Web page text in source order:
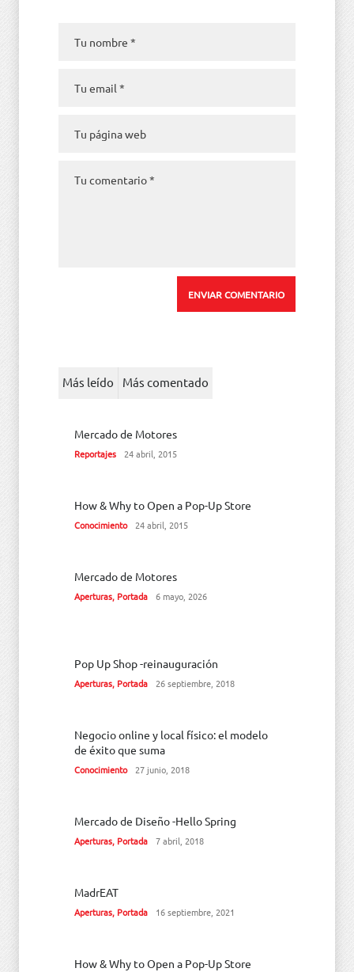
Más leído Más comentado
Mercado de Motores
Reportajes 24 abril, 2015
How & Why to Open a Pop-Up Store
Conocimiento 24 abril, 2015
Mercado de Motores
Aperturas, Portada 6 mayo, 2026
Pop Up Shop -reinauguración
Aperturas, Portada 26 septiembre, 2018
Negocio online y local físico: el modelo
de éxito que suma
Conocimiento 27 junio, 2018
Mercado de Diseño -Hello Spring
Aperturas, Portada 7 abril, 2018
MadrEAT
Aperturas, Portada 16 septiembre, 2021
How & Why to Open a Pop-Up Store